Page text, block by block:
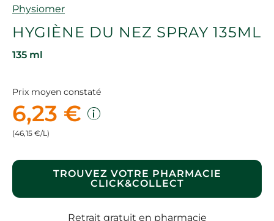
Marque
Physiomer
HYGIÈNE DU NEZ SPRAY 135ML
135 ml
Prix moyen constaté
6,23 €
(46,15 €/L)
TROUVEZ VOTRE PHARMACIE
CLICK&COLLECT
Retrait gratuit en pharmacie